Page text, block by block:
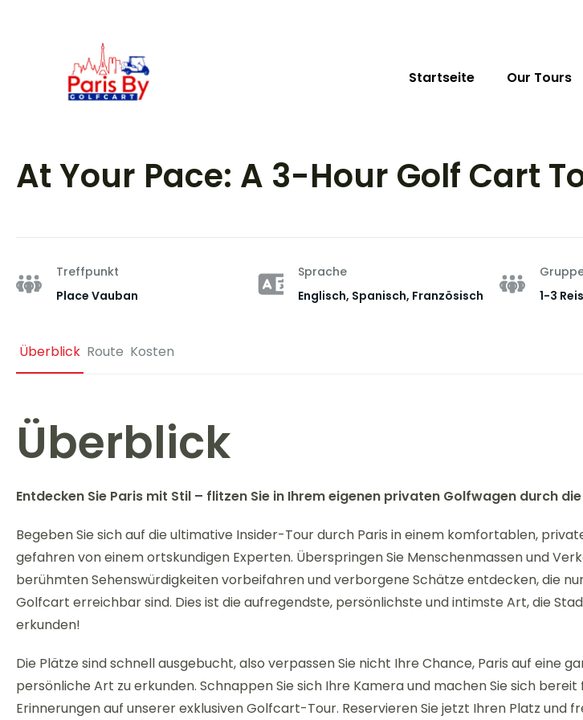
Startseite Our Tours
At Your Pace: A 3-Hour Golf Cart
Treffpunkt
Place Vauban
Sprache
Englisch, Spanisch, Französisch
1-3
Überblick Route Kosten
Überblick
Entdecken Sie Paris mit Stil – flitzen Sie in Ihrem eigenen privaten Golfwagen durch
Begeben Sie sich auf die ultimative Insider-Tour durch Paris in einem komfortablen,
gefahren von einem ortskundigen Experten. Überspringen Sie Menschenmassen und
berühmten Sehenswürdigkeiten vorbeifahren und verborgene Schätze entdecken, die
Golfcart erreichbar sind. Dies ist die aufregendste, persönlichste und intimste Art, die
erkunden!
Die Plätze sind schnell ausgebucht, also verpassen Sie nicht Ihre Chance, Paris auf eine
persönliche Art zu erkunden. Schnappen Sie sich Ihre Kamera und machen Sie sich
Erinnerungen auf unserer exklusiven Golfcart-Tour. Reservieren Sie jetzt Ihren Platz und